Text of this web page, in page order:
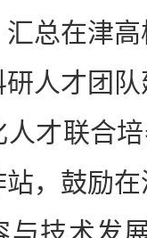
汇总在津
研人才团
人才联合
站，鼓励